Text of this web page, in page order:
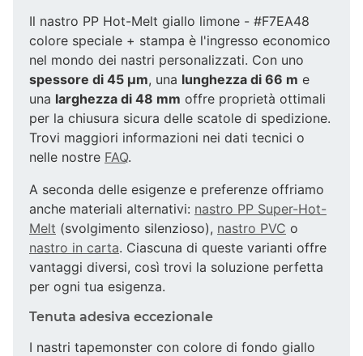
Il nastro PP Hot-Melt giallo limone - #F7EA48
colore speciale + stampa è l'ingresso economico
nel mondo dei nastri personalizzati. Con uno
spessore di 45 µm, una lunghezza di 66 m e
una larghezza di 48 mm offre proprietà ottimali
per la chiusura sicura delle scatole di spedizione.
Trovi maggiori informazioni nei dati tecnici o
nelle nostre FAQ.
A seconda delle esigenze e preferenze offriamo
anche materiali alternativi: nastro PP Super-Hot-
Melt (svolgimento silenzioso), nastro PVC o
nastro in carta. Ciascuna di queste varianti offre
vantaggi diversi, così trovi la soluzione perfetta
per ogni tua esigenza.
Tenuta adesiva eccezionale
I nastri tapemonster con colore di fondo giallo